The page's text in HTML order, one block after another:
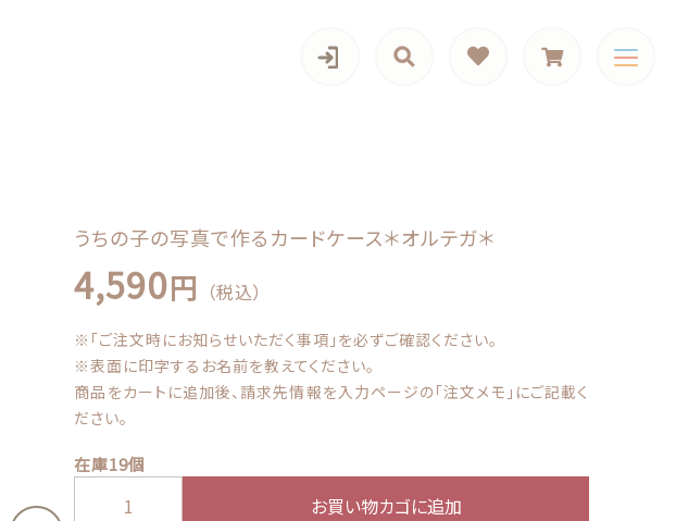
うちの子の写真で作るカードケース＊オルテガ＊
4,590円 （税込）
※「ご注文時にお知らせいただく事項」を必ずご確認ください。
※表面に印字するお名前を教えてください。
商品をカートに追加後、請求先情報を入力ページの「注文メモ」にご記載く
ださい。
在庫19個
お買い物カゴに追加
4,590円（税込）
iPadケース,マルチケース